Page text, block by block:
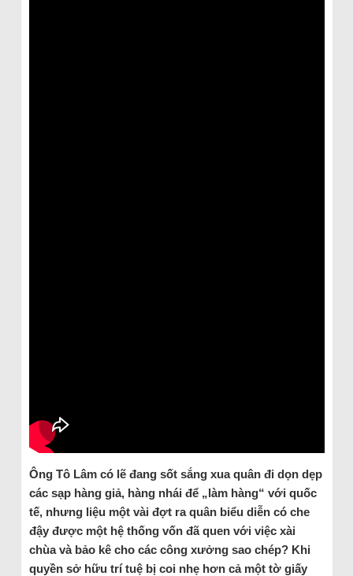
Ông Tô Lâm có lẽ đang sốt sắng xua quân đi dọn dẹp
các sạp hàng giả, hàng nhái để „làm hàng“ với quốc
tế, nhưng liệu một vài đợt ra quân biểu diễn có che
đậy được một hệ thống vốn đã quen với việc xài
chùa và bảo kê cho các công xưởng sao chép? Khi
quyền sở hữu trí tuệ bị coi nhẹ hơn cả một tờ giấy